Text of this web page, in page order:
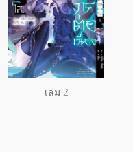
เล่ม 2